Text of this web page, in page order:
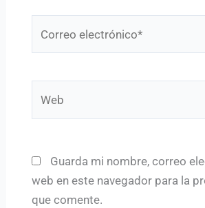
electrónico*
Guarda mi nombre, correo
web en este navegador para la
que comente.